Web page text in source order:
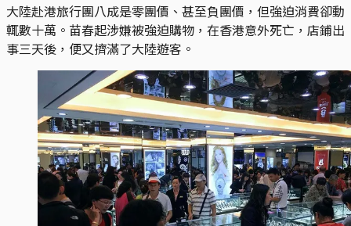
大陸赴港旅行團八成是零團價、甚至負團價，但強迫消費卻動
輒數十萬。苗春起涉嫌被強迫購物，在香港意外死亡，店鋪出
事三天後，便又擠滿了大陸遊客。